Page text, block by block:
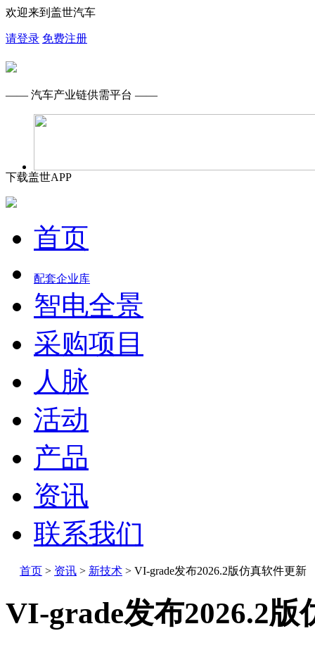
欢迎来到盖世汽车
请登录 免费注册
—— 汽车产业链供需平台 ——
下载盖世APP
首页
配套企业库
智电全景
采购项目
人脉
活动
产品
资讯
联系我们
首页 > 资讯 > 新技术 > VI-grade发布2026.2版仿真软件更新
VI-grade发布2026.2版